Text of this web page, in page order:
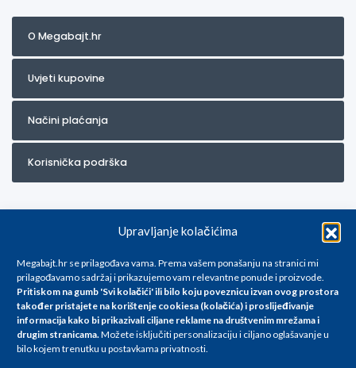
Upravljanje kolačićima
Megabajt.hr se prilagođava vama. Prema vašem ponašanju na stranici mi
prilagođavamo sadržaj i prikazujemo vam relevantne ponude i proizvode.
Pritiskom na gumb 'Svi kolačići' ili bilo koju poveznicu izvan ovog prostora
također pristajete na korištenje cookiesa (kolačića) i proslijeđivanje
informacija kako bi prikazivali ciljane reklame na društvenim mrežama i
drugim stranicama.Možete isključiti personalizaciju i ciljano oglašavanje u
bilo kojem trenutku u postavkama privatnosti.
O Megabajt.hr
Uvjeti kupovine
Načini plaćanja
Korisnička podrška
Za artikle kojih trenutno nema u ponudi obratite nam se na
info@megabajt.hr. Sve cijene su informativnog karaktera i podložne su
promjenama, a
iskazane su za avansno plaćanje(gotovina) u Eurima i uključuju PDV. Sve